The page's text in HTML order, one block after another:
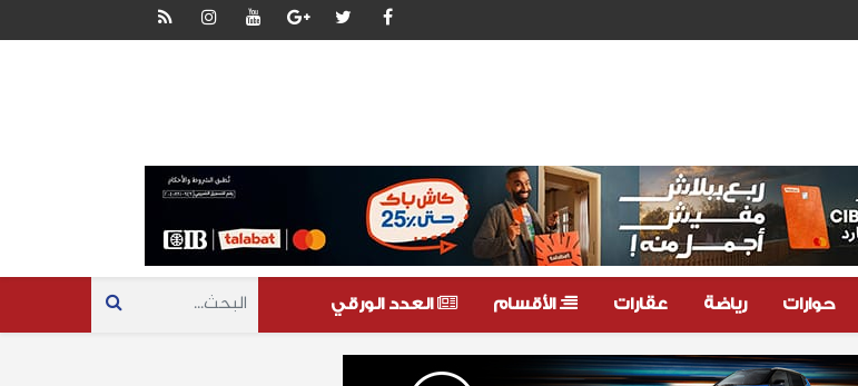
حوارات رياضة عقارات الأقسام العدد الورقي